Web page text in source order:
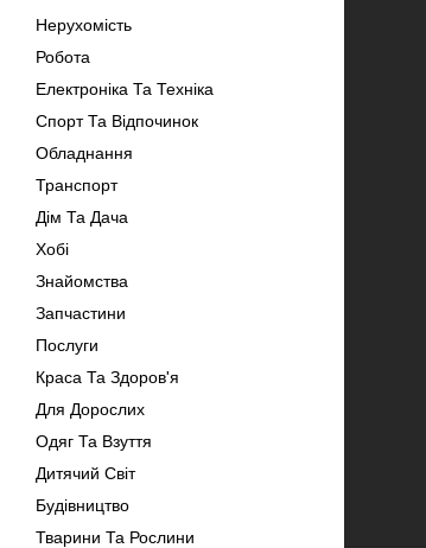
Нерухомість
Робота
Електроніка Та Техніка
Спорт Та Відпочинок
Обладнання
Транспорт
Дім Та Дача
Хобі
Знайомства
Запчастини
Послуги
Краса Та Здоров'я
Для Дорослих
Одяг Та Взуття
Дитячий Світ
Будівництво
Тварини Та Рослини